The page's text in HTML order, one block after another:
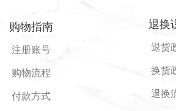
购物指南
注册账号
购物流程
付款方式
退换
退货
换货
退换